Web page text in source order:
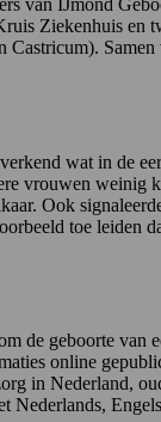
van IJmond
Ziekenhuis en
Castricum).
wat in de
vrouwen weinig
Ook
toe leiden
de geboorte van
online
in Nederland,